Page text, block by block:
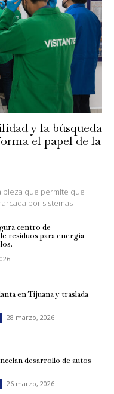
y la búsqueda
el papel de la
pieza que permite que
por sistemas
centro de
residuos para energía
en Tijuana y traslada
28 marzo, 2026
desarrollo de autos
26 marzo, 2026